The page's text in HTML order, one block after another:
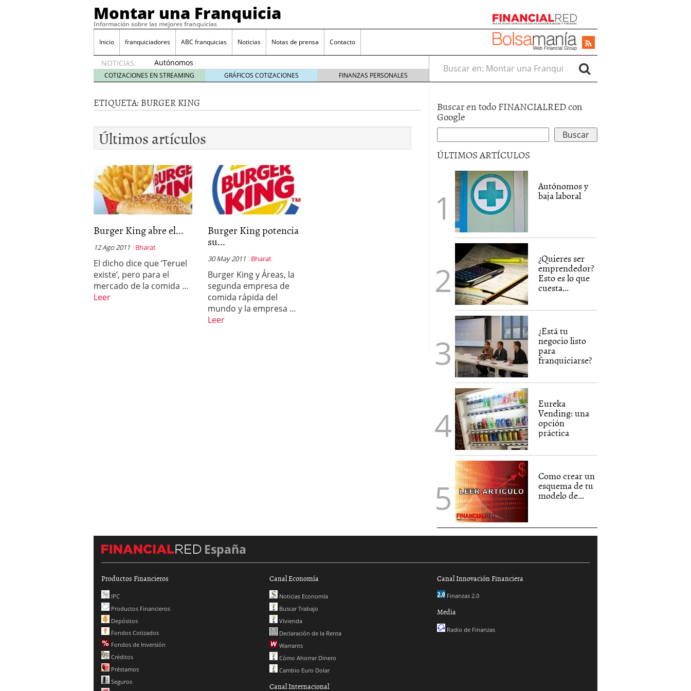
Montar una Franquicia
Información sobre las mejores franquicias
Inicio franquiciadores ABC franquicias Noticias Notas de prensa Contacto
NOTICIAS:
Autónomos
y baja
laboral
2014
¿Quieres ser emprendedor? Esto es lo que cuesta y las ayudas que puedes
tener 4 julio 2014
¿Está tu negocio listo para franquiciarse?
Eureka Vending: una opción práctica
COTIZACIONES EN STREAMING GRÁFICOS COTIZACIONES FINANZAS PERSONALES
Buscar en:
ETIQUETA: BURGER KING
Últimos artículos
Burger King abre el...
12 Ago 2011 Bharat
El dicho dice que ‘Teruel
existe’, pero para el
mercado de la comida …
Leer
Burger King potencia
su...
30 May 2011 Bharat
Burger King y Áreas, la
segunda empresa de
comida rápida del
mundo y la empresa …
Leer
Buscar en todo FINANCIALRED con
Google
ÚLTIMOS ARTÍCULOS
Autónomos y
baja laboral
¿Quieres ser
emprendedor?
Esto es lo que
cuesta...
¿Está tu
negocio listo
para
franquiciarse?
Eureka
Vending: una
opción
práctica
Como crear un
esquema de tu
modelo de...
España
Productos Financieros
IPC
Productos Financieros
Depósitos
Fondos Cotizados
Fondos de Inversión
Créditos
Préstamos
Seguros
Canal Economía
Noticias Economía
Buscar Trabajo
Vivienda
Declaración de la Renta
Warrants
Cómo Ahorrar Dinero
Cambio Euro Dolar
Canal Internacional
Canal Innovación Financiera
Finanzas 2.0
Media
Radio de Finanzas